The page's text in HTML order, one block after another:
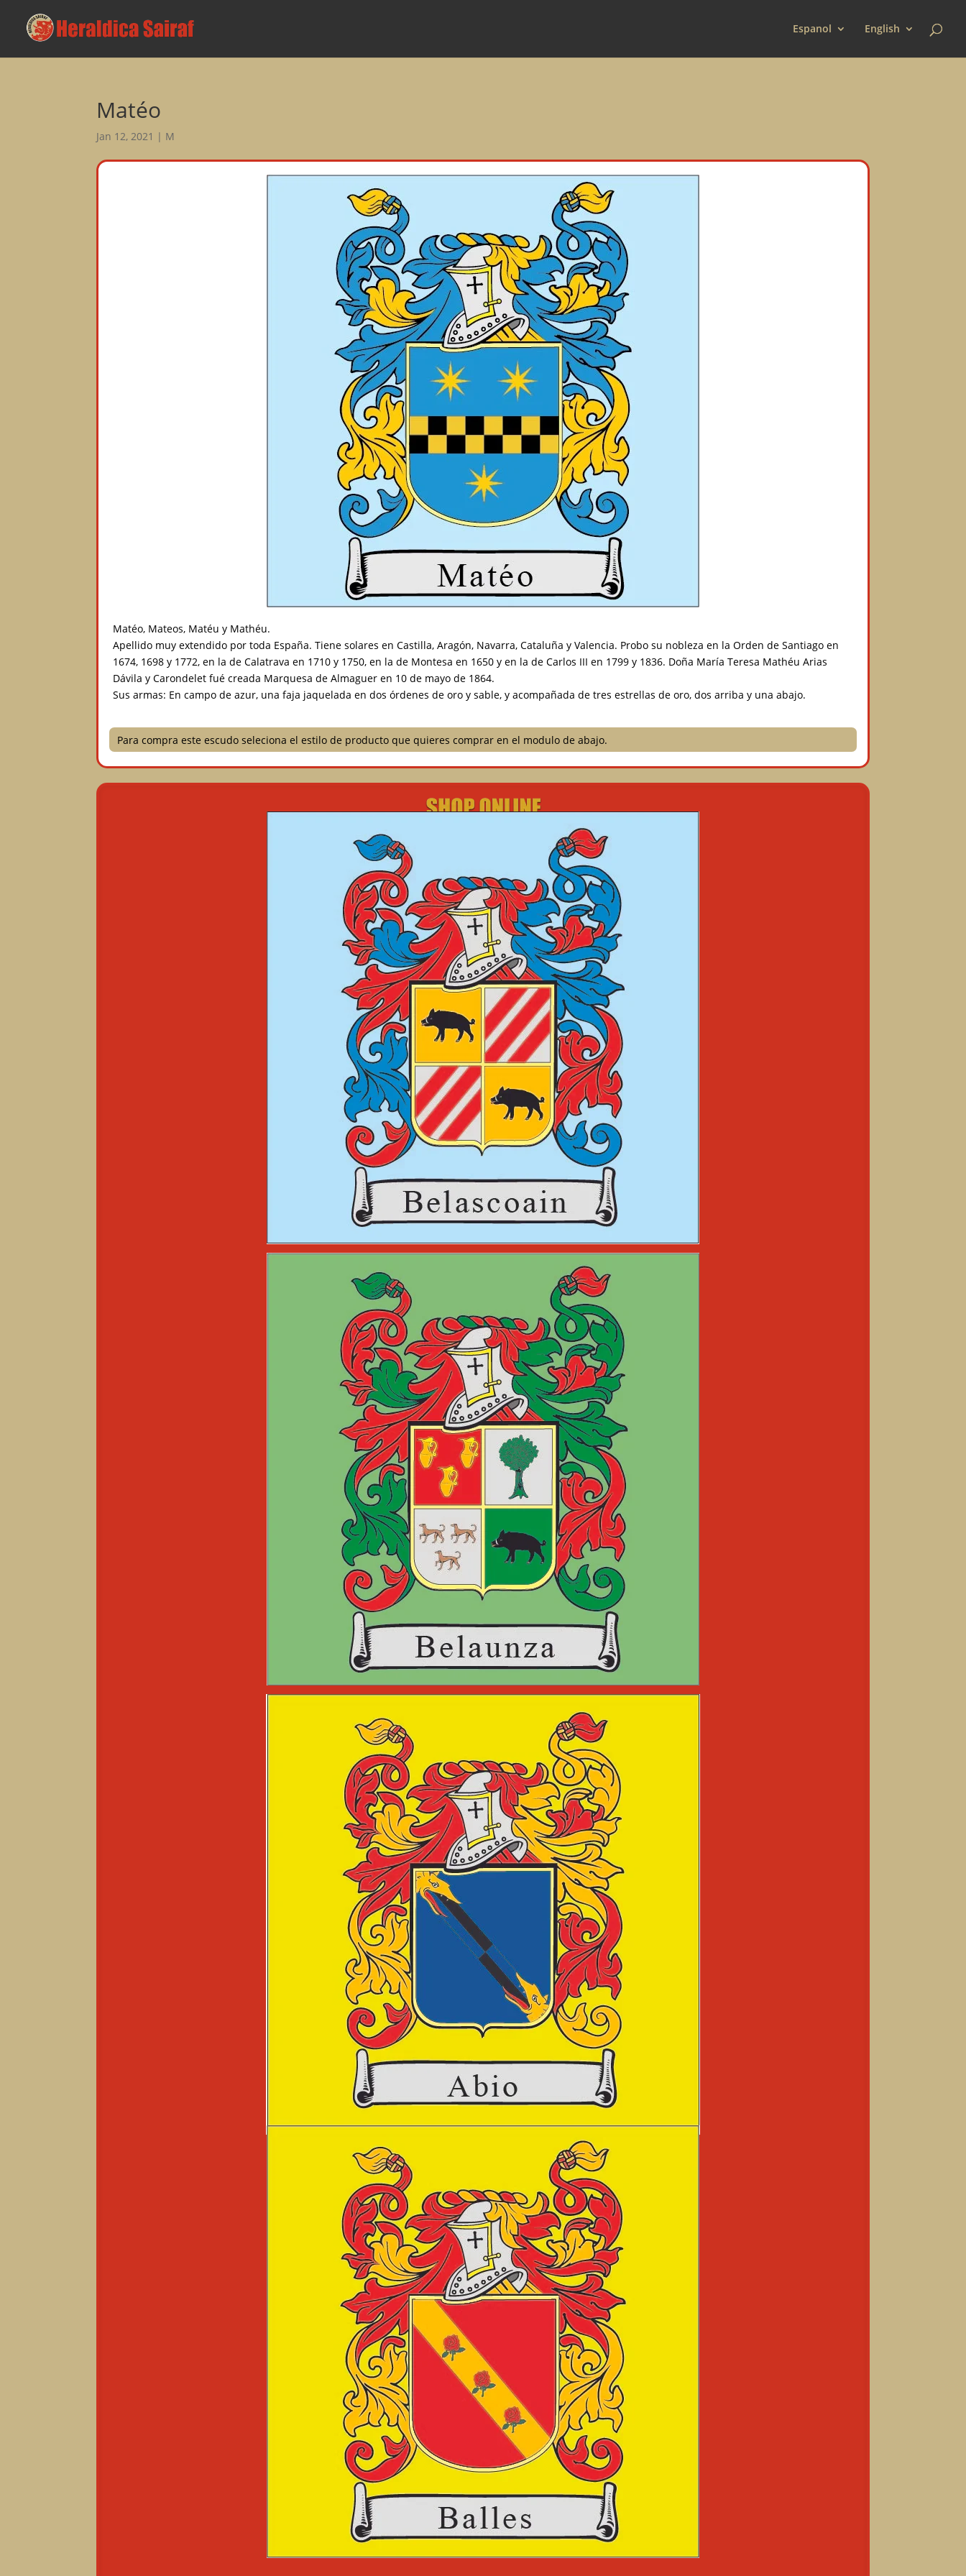
Espanol English
Matéo
Jan 12, 2021 | M
Matéo, Mateos, Matéu y Mathéu.
Apellido muy extendido por toda España. Tiene solares en Castilla, Aragón, Navarra, Cataluña y Valencia. Probo su nobleza en la Orden de Santiago en
1674, 1698 y 1772, en la de Calatrava en 1710 y 1750, en la de Montesa en 1650 y en la de Carlos III en 1799 y 1836. Doña María Teresa Mathéu Arias
Dávila y Carondelet fué creada Marquesa de Almaguer en 10 de mayo de 1864.
Sus armas: En campo de azur, una faja jaquelada en dos órdenes de oro y sable, y acompañada de tres estrellas de oro, dos arriba y una abajo.
Para compra este escudo seleciona el estilo de producto que quieres comprar en el modulo de abajo.